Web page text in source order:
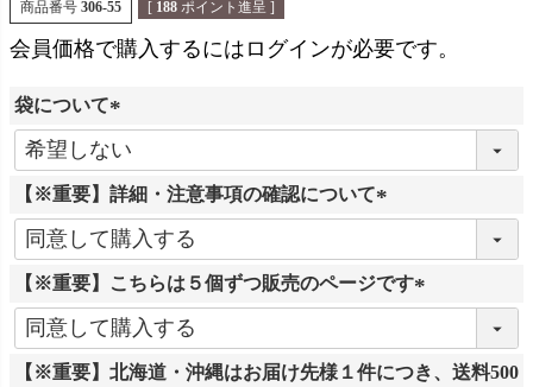
商品番号 306-55 [ 188 ポイント進呈 ]
会員価格で購入するにはログインが必要です。
袋について
(
必
須
)
【※重要】詳細・注意事項の確認について
必
須
)
【※重要】こちらは５個ずつ販売のページです
必
須
【※重要】北海道・沖縄はお届け先様１件につき、送料500